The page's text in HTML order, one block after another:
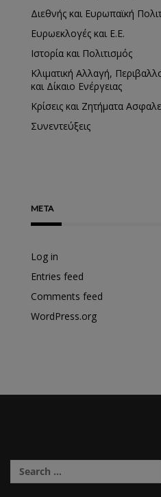
Διεθνής και Ευρωπαϊκή
Ευρωεκλογές και Ε.Ε.
Ιστορία και Πολιτισμός
Κλιματική Αλλαγή,
και Δίκαιο Ενέργειας
Κρίσεις και Ζητήματα
Συνεντεύξεις
META
Log in
Entries feed
Comments feed
WordPress.org